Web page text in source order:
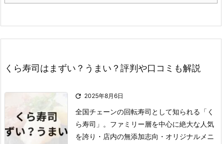
くら寿司はまずい？うまい？評判や口コミも解説
 2025年8月6日
全国チェーンの回転寿司として知られる「く
ら寿司」。 ファミリー層を中心に絶大な人気
を誇り ・店内の無添加志向 ・オリジナルメニ